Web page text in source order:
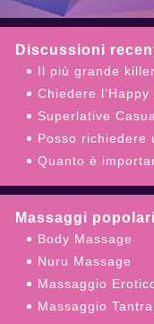
Discussioni
Il più grande
Chiedere l’Happy
Superlative
Posso richiedere
Quanto è
Massaggi popolari
Body Massage
Nuru Massage
Massaggio
Massaggio Tantra